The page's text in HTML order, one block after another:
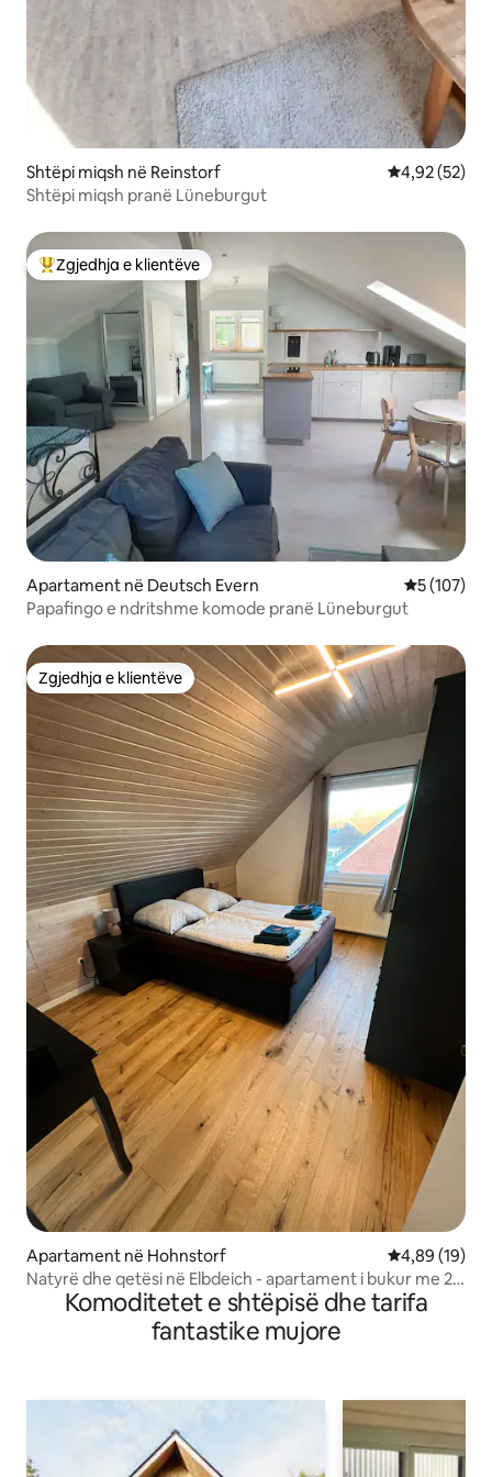
Shtëpi miqsh në Reinstorf Vlerësimi
4,92 (52)
Shtëpi miqsh pranë Lüneburgut
Më të mirat e zgjedhjeve të klientëve
Zgjedhja e klientëve
Apartament në Deutsch Evern Vlerësimi
5 (107)
Papafingo e ndritshme komode pranë Lüneburgut
Zgjedhja e klientëve
Zgjedhja e klientëve
Apartament në Hohnstorf Vlerësimi
4,89 (19)
Natyrë dhe qetësi në Elbdeich - apartament i bukur me 2
dhomaKomoditetet e shtëpisë dhe tarifa
fantastike mujore